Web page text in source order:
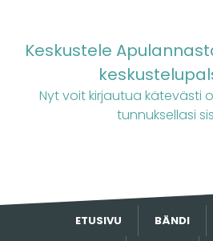
Keskustele
Nyt voit kirjautua kätevästi
tunnuksellasi
ETUSIVU BÄNDI